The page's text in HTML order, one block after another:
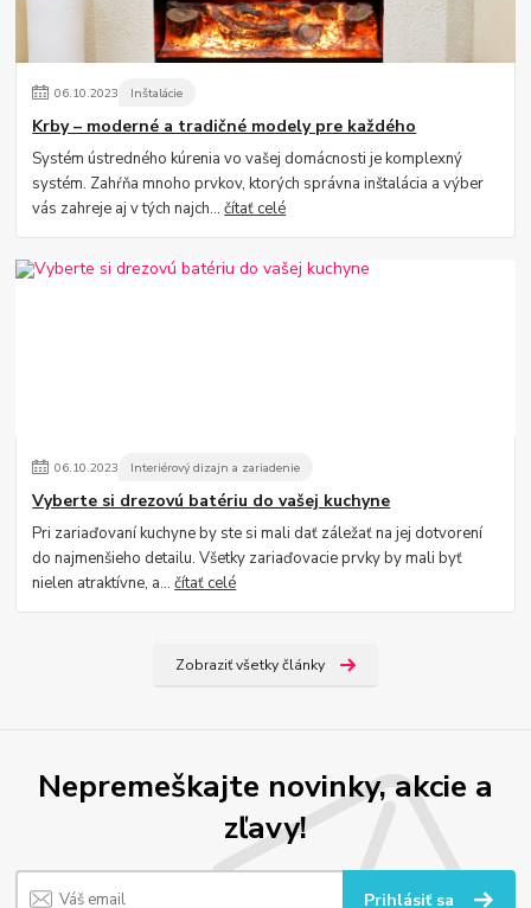
06.10.2023 Inštalácie
Krby – moderné a tradičné modely pre každého
Systém ústredného kúrenia vo vašej domácnosti je komplexný
systém. Zahŕňa mnoho prvkov, ktorých správna inštalácia a výber
vás zahreje aj v tých najch...čítať celé
06.10.2023 Interiérový dizajn a zariadenie
Vyberte si drezovú batériu do vašej kuchyne
Pri zariaďovaní kuchyne by ste si mali dať záležať na jej dotvorení
do najmenšieho detailu. Všetky zariaďovacie prvky by mali byť
nielen atraktívne, a...čítať celé
Zobraziť všetky články
Nepremeškajte novinky, akcie a
zľavy!
Prihlásiť sa